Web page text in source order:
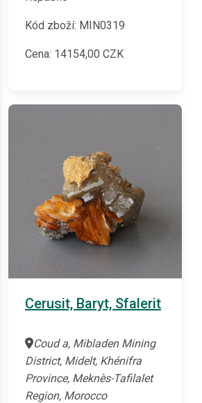
Kód zboží: MIN0319
Cena: 14154,00 CZK
Cerusit, Baryt, Sfalerit
Coud a, Mibladen Mining
District, Midelt, Khénifra
Province, Meknès-Tafilalet
Region, Morocco